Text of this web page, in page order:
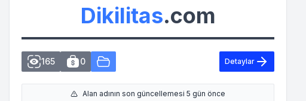
Dikilitas.com
165 0 Detaylar
Alan adının son güncellemesi 5 gün önce